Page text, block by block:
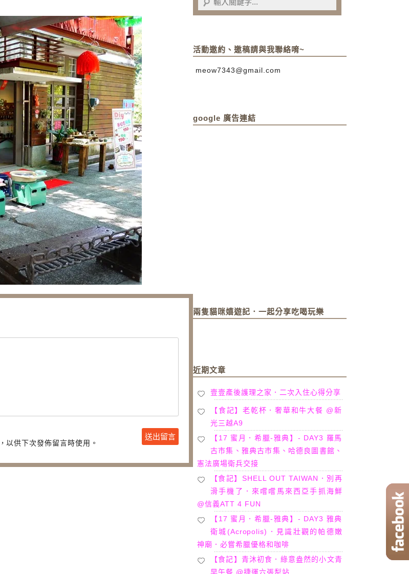
以供下次發佈留言時使用。
活動邀約、邀稿請與我聯絡唷~
meow7343@gmail.com
google 廣告連結
兩隻貓咪嬉遊記．一起分享吃喝玩樂
近期文章
壹壹產後護理之家．二次入住心得分享
【食記】老乾杯．奢華和牛大餐 @新
光三越A9
【17 蜜月．希臘-雅典】- DAY3 羅馬
古市集、雅典古市集、哈德良圖書館、
憲法廣場衛兵交接
【食記】SHELL OUT TAIWAN．別再
滑手機了．來嚐嚐馬來西亞手抓海鮮
@信義ATT 4 FUN
【17 蜜月．希臘-雅典】- DAY3 雅典
衛城(Acropolis)．見識壯觀的帕德嫩
神廟．必嘗希臘優格和咖啡
【食記】青沐初食．綠意盎然的小文青
早午餐 @捷運六張犁站